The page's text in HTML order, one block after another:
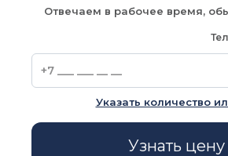
Отвечаем в рабочее время,
Указать количество
Узнать цену